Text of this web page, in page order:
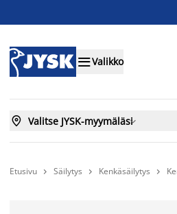
Valikko
 Valitse JYSK-myymäläsi
Etusivu  Säilytys  Kenkäsäilytys 